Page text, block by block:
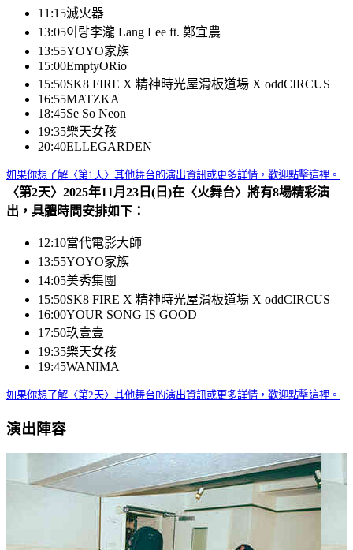
11:15滅火器
13:05이랑李瀧 Lang Lee ft. 鄭宜農
13:55YOYO家族
15:00EmptyORio
15:50SK8 FIRE X 精神時光屋滑板道場 X oddCIRCUS
16:55MATZKA
18:45Se So Neon
19:35樂天女孩
20:40ELLEGARDEN
如果你想了解〈第1天〉其他舞台的演出資訊或更多詳情，歡迎點擊這裡。
〈第2天〉2025年11月23日(日)在〈火舞台〉將有8場精彩演
出，具體時間安排如下：
12:10當代電影大師
13:55YOYO家族
14:05美秀集團
15:50SK8 FIRE X 精神時光屋滑板道場 X oddCIRCUS
16:00YOUR SONG IS GOOD
17:50玖壹壹
19:35樂天女孩
19:45WANIMA
如果你想了解〈第2天〉其他舞台的演出資訊或更多詳情，歡迎點擊這裡。
演出陣容